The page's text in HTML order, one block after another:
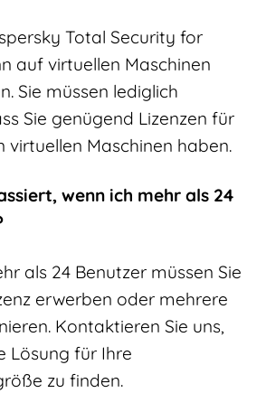
Total Security for
auf virtuellen Maschinen
Sie müssen lediglich
Sie genügend Lizenzen für
virtuellen Maschinen haben.
wenn ich mehr als 24
als 24 Benutzer müssen Sie
erwerben oder mehrere
Kontaktieren Sie uns,
Lösung für Ihre
zu finden.